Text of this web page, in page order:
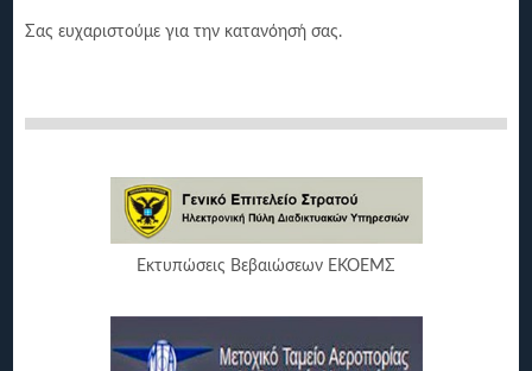
Σας ευχαριστούμε για την κατανόησή σας.
Εκτυπώσεις Βεβαιώσεων ΕΚΟΕΜΣ